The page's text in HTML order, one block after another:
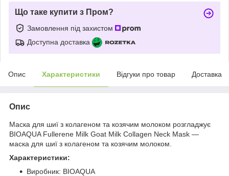
Що таке купити з Пром?
Замовлення під захистом
Доступна доставка
Опис Характеристики Відгуки про товар Доставка
Опис
Маска для шиї з колагеном та козячим молоком розгладжує
BIOAQUA Fullerene Milk Goat Milk Collagen Neck Mask —
маска для шиї з колагеном та козячим молоком.
Характеристики:
Виробник: BIOAQUA